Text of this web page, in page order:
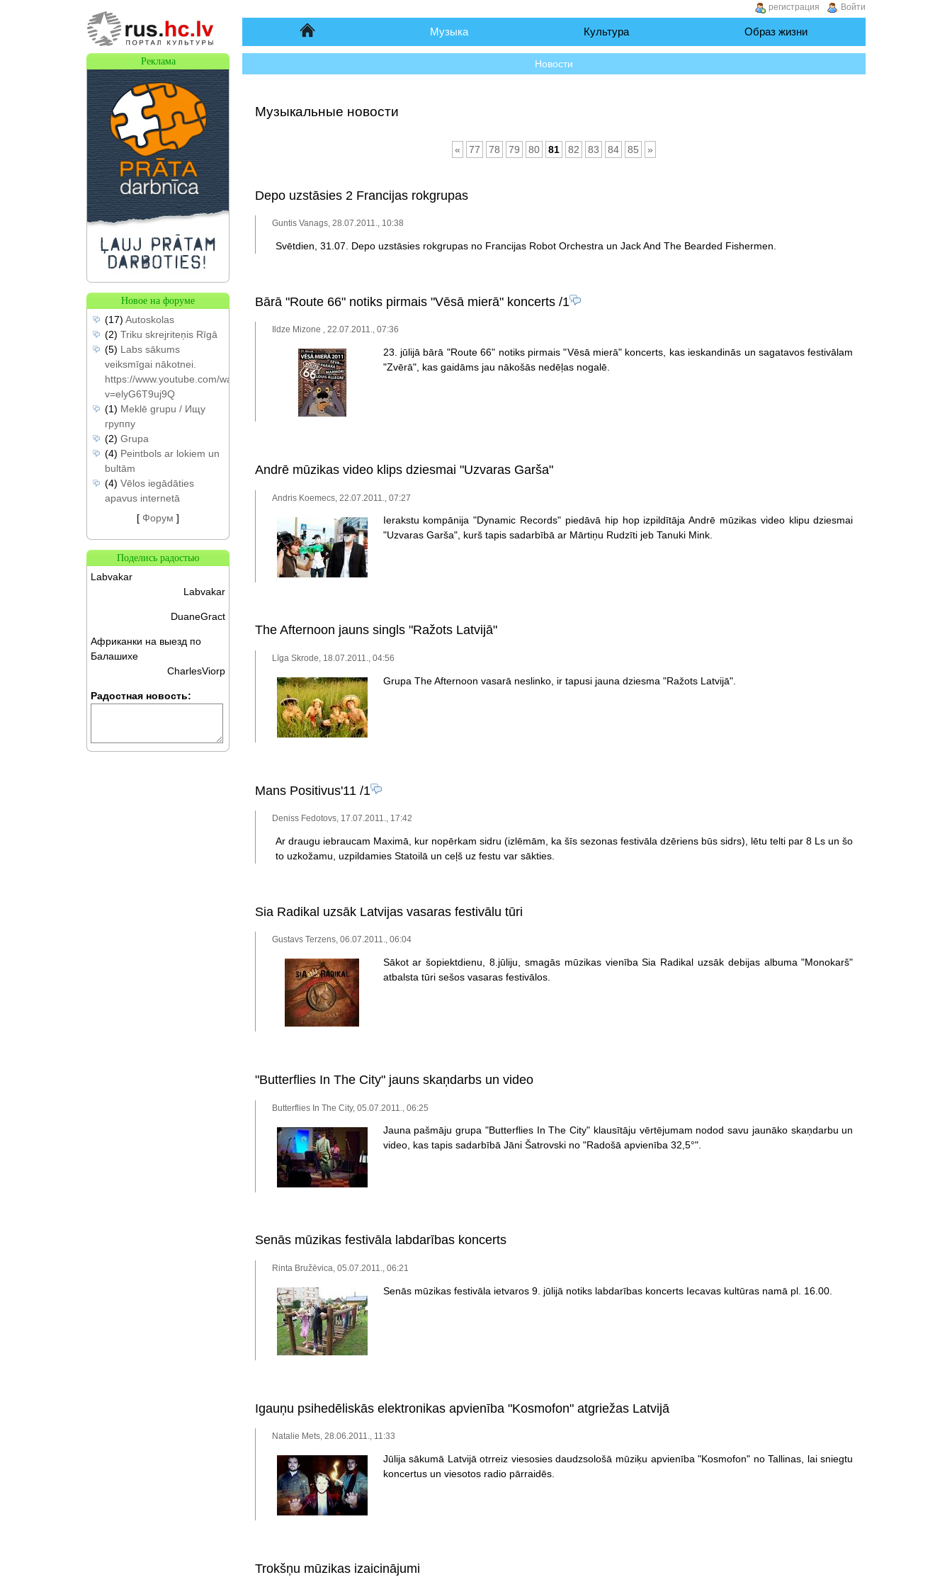
Начало Музыка Культура Образ жизни
Новости
Музыкальные новости
« 77 78 79 80 81 82 83 84 85 »
Depo uzstāsies 2 Francijas rokgrupas
Guntis Vanags, 28.07.2011., 10:38
Svētdien, 31.07. Depo uzstāsies rokgrupas no Francijas Robot Orchestra un Jack And The Bearded Fishermen.
Bārā "Route 66" notiks pirmais "Vēsā mierā" koncerts/1
Ildze Mizone , 22.07.2011., 07:36
23. jūlijā bārā "Route 66" notiks pirmais "Vēsā mierā" koncerts, kas ieskandinās un sagatavos festivālam
"Zvērā", kas gaidāms jau nākošās nedēļas nogalē.
Andrē mūzikas video klips dziesmai "Uzvaras Garša"
Andris Koemecs, 22.07.2011., 07:27
Ierakstu kompānija "Dynamic Records" piedāvā hip hop izpildītāja Andrē mūzikas video klipu dziesmai
"Uzvaras Garša", kurš tapis sadarbībā ar Mārtiņu Rudzīti jeb Tanuki Mink.
The Afternoon jauns singls "Ražots Latvijā"
Līga Skrode, 18.07.2011., 04:56
Grupa The Afternoon vasarā neslinko, ir tapusi jauna dziesma "Ražots Latvijā".
Mans Positivus'11 /1
Deniss Fedotovs, 17.07.2011., 17:42
Ar draugu iebraucam Maximā, kur nopērkam sidru (izlēmām, ka šīs sezonas festivāla dzēriens būs sidrs), lētu telti par 8 Ls un šo
to uzkožamu, uzpildamies Statoilā un ceļš uz festu var sākties.
Sia Radikal uzsāk Latvijas vasaras festivālu tūri
Gustavs Terzens, 06.07.2011., 06:04
Sākot ar šopiektdienu, 8.jūliju, smagās mūzikas vienība Sia Radikal uzsāk debijas albuma "Monokarš"
atbalsta tūri sešos vasaras festivālos.
"Butterflies In The City" jauns skaņdarbs un video
Butterflies In The City, 05.07.2011., 06:25
Jauna pašmāju grupa "Butterflies In The City" klausītāju vērtējumam nodod savu jaunāko skaņdarbu un
video, kas tapis sadarbībā Jāni Šatrovski no "Radošā apvienība 32,5°".
Senās mūzikas festivāla labdarības koncerts
Rinta Bružēvica, 05.07.2011., 06:21
Senās mūzikas festivāla ietvaros 9. jūlijā notiks labdarības koncerts Iecavas kultūras namā pl. 16.00.
Igauņu psihedēliskās elektronikas apvienība "Kosmofon" atgriežas Latvijā
Natalie Mets, 28.06.2011., 11:33
Jūlija sākumā Latvijā otrreiz viesosies daudzsološā mūziķu apvienība "Kosmofon" no Tallinas, lai sniegtu
koncertus un viesotos radio pārraidēs.
Trokšņu mūzikas izaicinājumi
Реклама
Новое на форуме
(17) Autoskolas
(2) Triku skrejriteņis Rīgā
(5) Labs sākums
veiksmīgai nākotnei.
https://www.youtube.com/watch?
v=elyG6T9uj9Q
(1) Meklē grupu / Ищу
группу
(2) Grupa
(4) Peintbols ar lokiem un
bultām
(4) Vēlos iegādāties
apavus internetā
[ Форум ]
Поделись радостью
Labvakar
Labvakar
DuaneGract
Африканки на выезд по
Балашихе
CharlesViorp
Радостная новость:
Войти
регистрация